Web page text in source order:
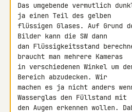
Das umgebende vermutlich
ja einen Teil des gelben
flüssigen Glases. Auf Grund
Bilder kann die SW dann
dan Flüssigkeitsstand
braucht man mehrere Kameras
in verschiedenen Winkel um
Bereich abzudecken. Wir
machen es ja nicht anders
Wasserglas den Füllstand mit
den Augen erkennen wollen.